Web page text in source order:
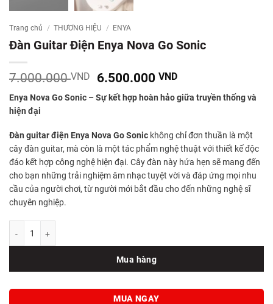
Trang chủ / THƯƠNG HIỆU / ENYA
Đàn Guitar Điện Enya Nova Go Sonic
7.000.000VND
Giá
gốc
là:
6.500.000VNDGiá
hiện
tại
6.500.000 VND.
Enya Nova Go Sonic – Sự kết hợp hoàn hảo giữa truyền thống và
hiện đại
Đàn guitar điện Enya Nova Go Sonic không chỉ đơn thuần là một
cây đàn guitar, mà còn là một tác phẩm nghệ thuật với thiết kế độc
đáo kết hợp công nghệ hiện đại. Cây đàn này hứa hẹn sẽ mang đến
cho bạn những trải nghiệm âm nhạc tuyệt vời và đáp ứng mọi nhu
cầu của người chơi, từ người mới bắt đầu cho đến những nghệ sĩ
chuyên nghiệp.
Mua hàng
MUA NGAY